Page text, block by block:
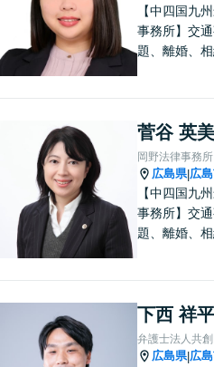
【中四国九
事務所】交
題、離婚、
い！
菅谷 英美
岡野法律事務所
広島県|広
【中四国九
事務所】交
題、離婚、
い！
下西 祥平
弁護士法人共
広島県|広